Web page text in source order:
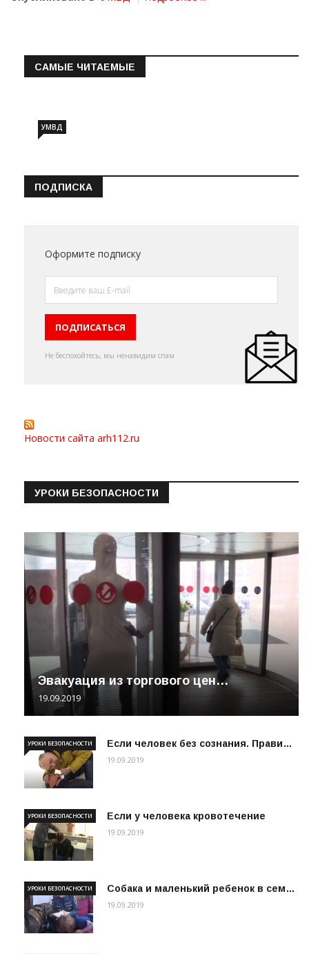
САМЫЕ ЧИТАЕМЫЕ
УМВД
ПОДПИСКА
Оформите подписку
Не беспокойтесь, мы ненавидим спам
Новости сайта arh112.ru
УРОКИ БЕЗОПАСНОСТИ
Эвакуация из торгового цен…
19.09.2019
Если человек без сознания. Прави…
УРОКИ БЕЗОПАСНОСТИ
19.09.2019
Если у человека кровотечение
УРОКИ БЕЗОПАСНОСТИ
19.09.2019
Собака и маленький ребенок в сем…
УРОКИ БЕЗОПАСНОСТИ
19.09.2019